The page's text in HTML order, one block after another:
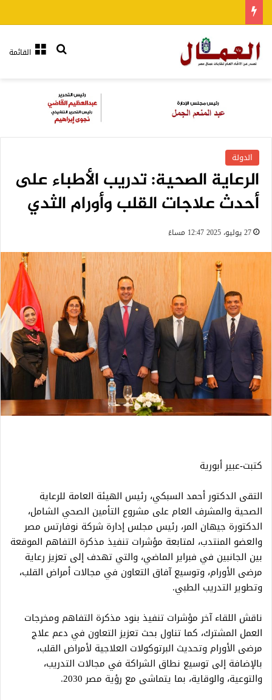
القائمةبحث عن
الدولة
الرعاية الصحية: تدريب الأطباء على
أحدث علاجات القلب وأورام الثدي
27 يوليو، 2025 12:47 مساءً
كتبت-عبير أبورية
التقى الدكتور أحمد السبكي، رئيس الهيئة العامة للرعاية
الصحية والمشرف العام على مشروع التأمين الصحي الشامل،
الدكتورة جيهان المر، رئيس مجلس إدارة شركة نوفارتس مصر
والعضو المنتدب، لمتابعة مؤشرات تنفيذ مذكرة التفاهم الموقعة
بين الجانبين في فبراير الماضي، والتي تهدف إلى تعزيز رعاية
مرضى الأورام، وتوسيع آفاق التعاون في مجالات أمراض القلب،
وتطوير التدريب الطبي.
ناقش اللقاء آخر مؤشرات تنفيذ بنود مذكرة التفاهم ومخرجات
العمل المشترك، كما تناول بحث تعزيز التعاون في دعم علاج
مرضى الأورام وتحديث البرتوكولات العلاجية لأمراض القلب،
بالإضافة إلى توسيع نطاق الشراكة في مجالات التدريب،
والتوعية، والوقاية، بما يتماشى مع رؤية مصر 2030.